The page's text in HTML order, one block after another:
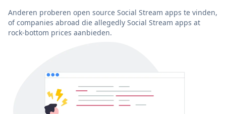
Anderen proberen open source Social Stream apps te vinden,
of companies abroad die allegedly Social Stream apps at
rock-bottom prices aanbieden.